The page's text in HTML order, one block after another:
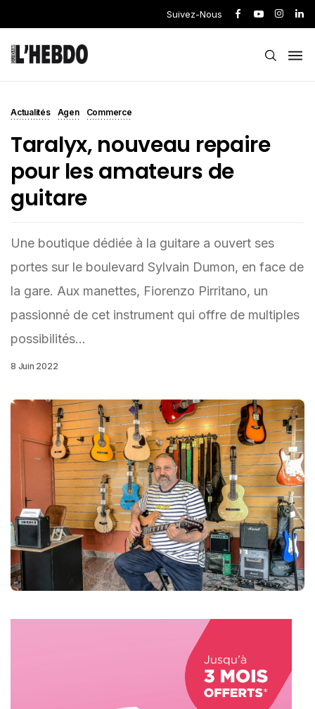
Suivez-Nous
Actualités Agen Commerce
Taralyx, nouveau repaire
pour les amateurs de
guitare
Une boutique dédiée à la guitare a ouvert ses
portes sur le boulevard Sylvain Dumon, en face de
la gare. Aux manettes, Fiorenzo Pirritano, un
passionné de cet instrument qui offre de multiples
possibilités...
8 Juin 2022